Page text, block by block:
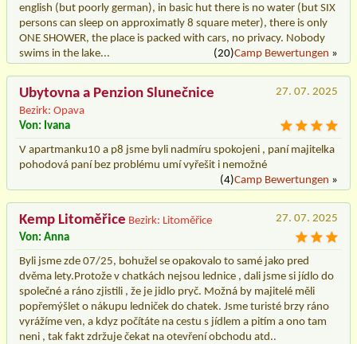
english (but poorly german), in basic hut there is no water (but SIX
persons can sleep on approximatly 8 square meter), there is only
ONE SHOWER, the place is packed with cars, no privacy. Nobody
swims in the lake...
(20)Camp Bewertungen »
Ubytovna a Penzion Slunečnice
Bezirk: Opava
27. 07. 2025
Von: Ivana
V apartmanku10 a p8 jsme byli nadmíru spokojeni , paní majitelka
pohodová paní bez problému umí vyřešit i nemožné
(4)Camp Bewertungen »
Kemp Litoměřice Bezirk: Litoměřice
27. 07. 2025
Von: Anna
Byli jsme zde 07/25, bohužel se opakovalo to samé jako pred
dvěma lety.Protože v chatkách nejsou lednice , dali jsme si jídlo do
společné a ráno zjistili , že je jidlo pryč. Možná by majitelé měli
popřemýšlet o nákupu ledniček do chatek. Jsme turisté brzy ráno
vyrážíme ven, a kdyz počítáte na cestu s jídlem a pitím a ono tam
neni , tak fakt zdržuje čekat na otevření obchodu atd..